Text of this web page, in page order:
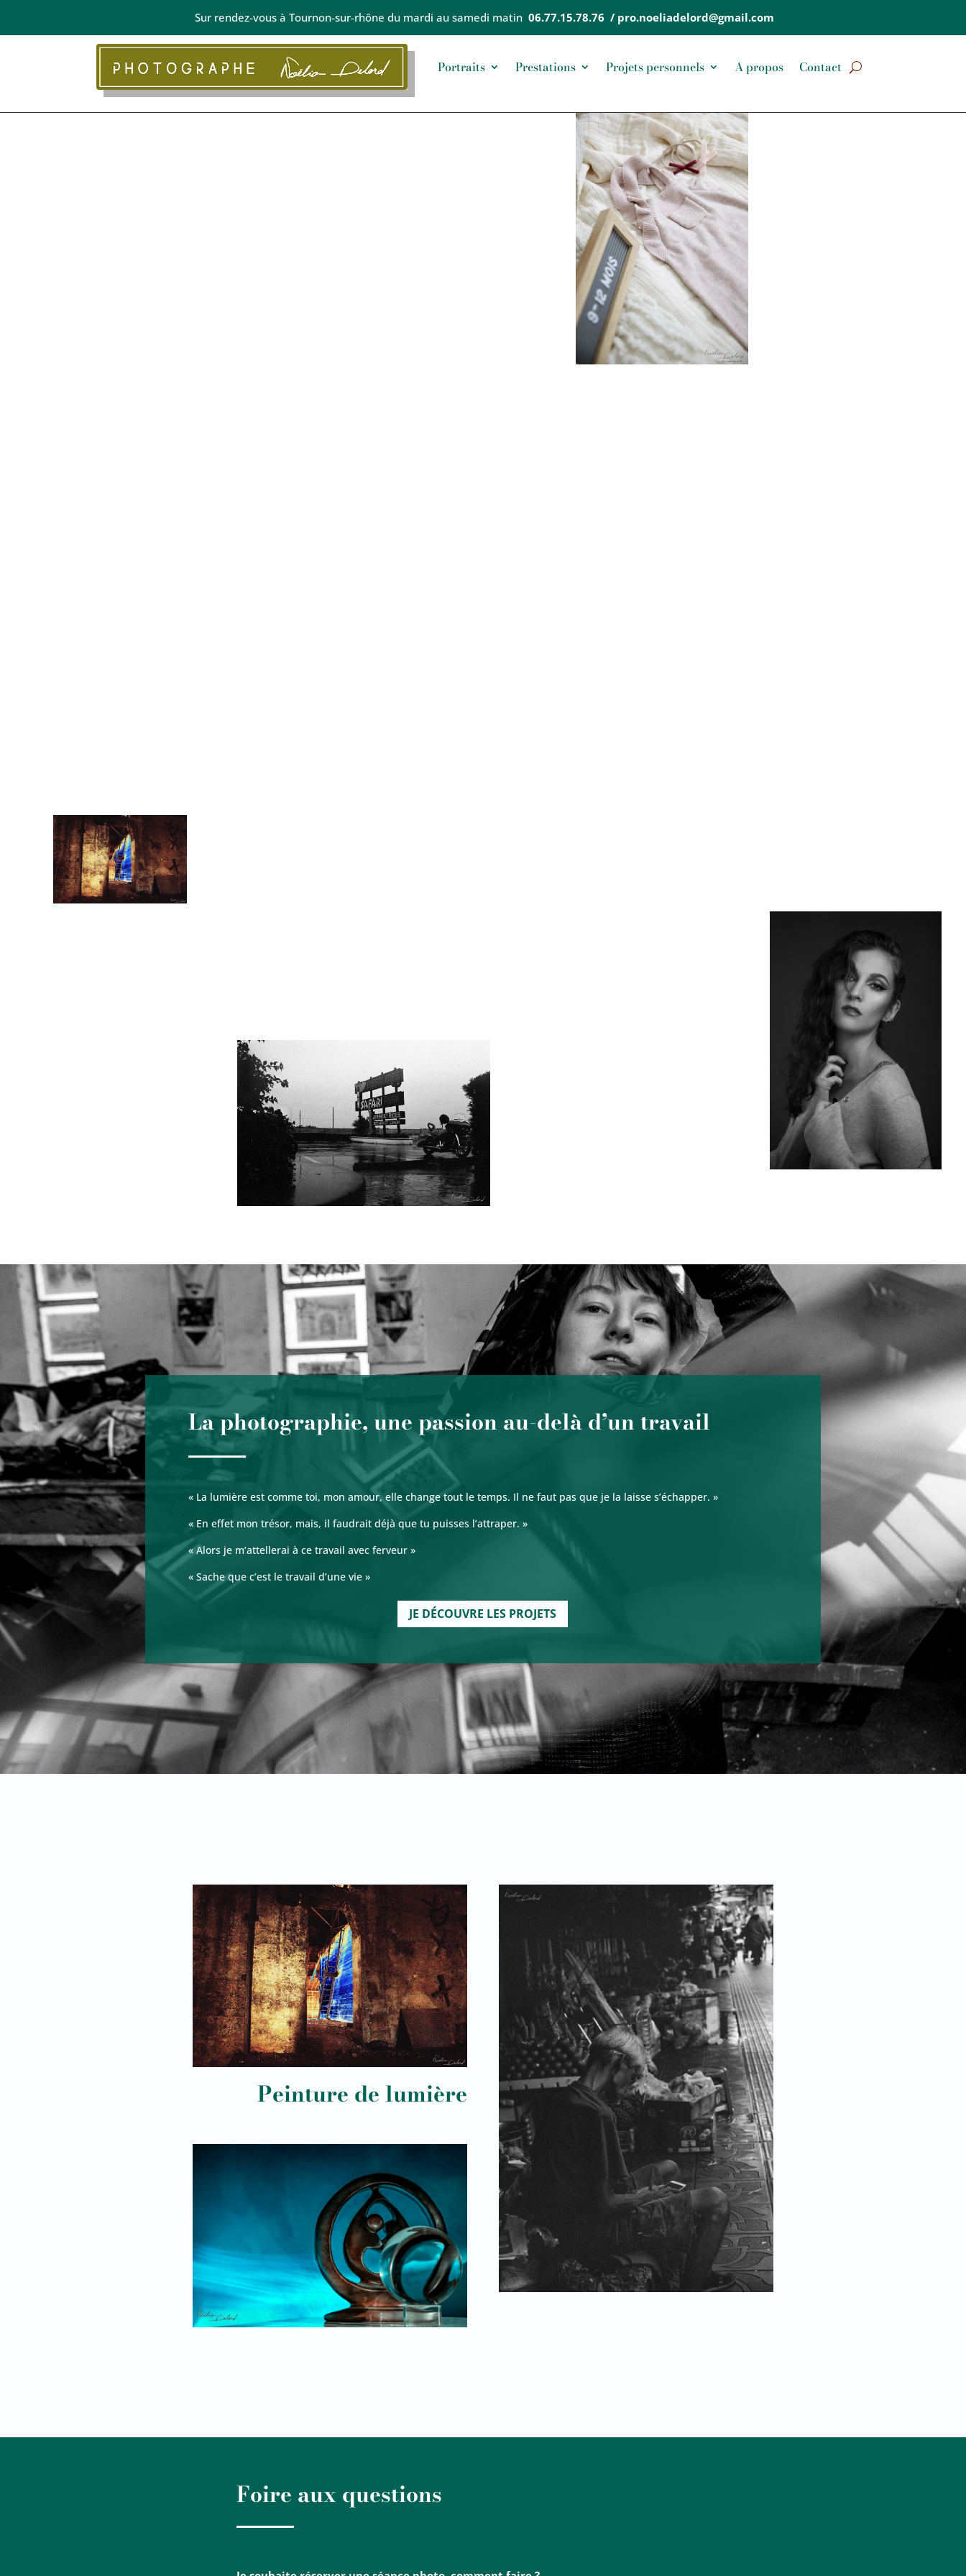
Sur rendez-vous à Tournon-sur-rhône du mardi au samedi matin 06.77.15.78.76 / pro.noeliadelord@gmail.com
Portraits Prestations Projets personnels A propos Contact
La photographie, une passion au-delà d’un travail
« La lumière est comme toi, mon amour, elle change tout le temps. Il ne faut pas que je la laisse s’échapper. »
« En effet mon trésor, mais, il faudrait déjà que tu puisses l’attraper. »
« Alors je m’attellerai à ce travail avec ferveur »
« Sache que c’est le travail d’une vie »
JE DÉCOUVRE LES PROJETS
Peinture de lumière
Foire aux questions